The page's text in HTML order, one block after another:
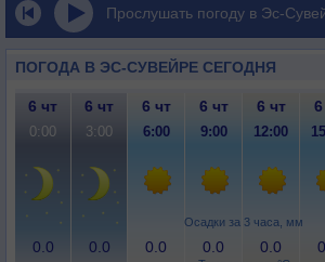
Прослушать погоду в Эс-
ПОГОДА В ЭС-СУВЕЙРЕ СЕГОДНЯ
Осадки за 3 часа, мм
6 чт 6 чт 6 чт 6 чт 6 чт 6
0:00 3:00 6:00 9:00 12:00
0.0 0.0 0.0 0.0 0.0